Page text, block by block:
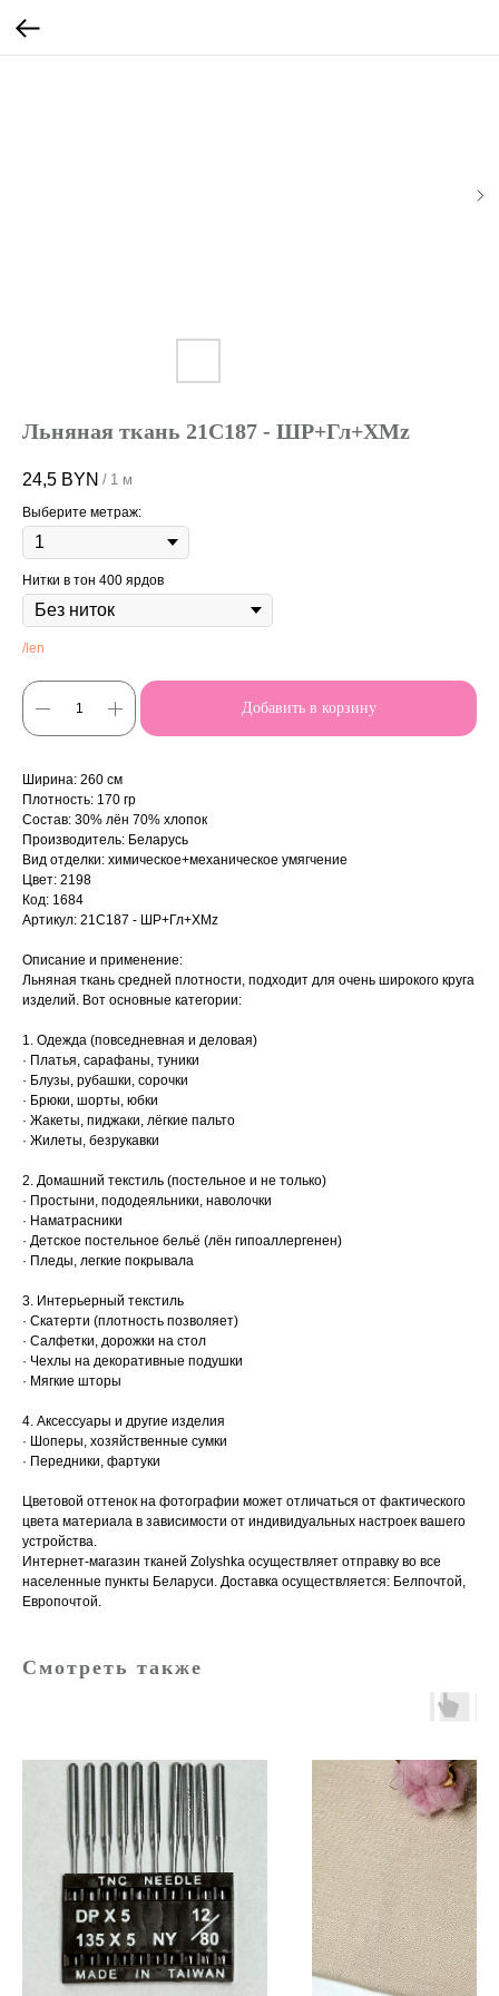
Льняная ткань 21C187 - ШР+Гл+ХМz
24,5 BYN / 1 м
Выберите метраж:
Нитки в тон 400 ярдов
/len
Добавить в корзину
Ширина: 260 см
Плотность: 170 гр
Состав: 30% лён 70% хлопок
Производитель: Беларусь
Вид отделки: химическое+механическое умягчение
Цвет: 2198
Код: 1684
Артикул: 21C187 - ШР+Гл+ХМz
Описание и применение:
Льняная ткань средней плотности, подходит для очень широкого круга
изделий. Вот основные категории:
1. Одежда (повседневная и деловая)
· Платья, сарафаны, туники
· Блузы, рубашки, сорочки
· Брюки, шорты, юбки
· Жакеты, пиджаки, лёгкие пальто
· Жилеты, безрукавки
2. Домашний текстиль (постельное и не только)
· Простыни, пододеяльники, наволочки
· Наматрасники
· Детское постельное бельё (лён гипоаллергенен)
· Пледы, легкие покрывала
3. Интерьерный текстиль
· Скатерти (плотность позволяет)
· Салфетки, дорожки на стол
· Чехлы на декоративные подушки
· Мягкие шторы
4. Аксессуары и другие изделия
· Шоперы, хозяйственные сумки
· Передники, фартуки
Цветовой оттенок на фотографии может отличаться от фактического
цвета материала в зависимости от индивидуальных настроек вашего
устройства.
Интернет-магазин тканей Zolyshka осуществляет отправку во все
населенные пункты Беларуси. Доставка осуществляется: Белпочтой,
Европочтой.
Смотреть также